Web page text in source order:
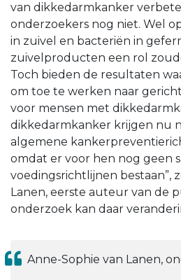
van dikkedarmkanker
onderzoekers nog niet. Wel
in zuivel en bacteriën in
zuivelproducten een rol
Toch bieden de resultaten
om toe te werken naar
voor mensen met
dikkedarmkanker krijgen nu
algemene
omdat er voor hen nog geen
voedingsrichtlijnen bestaan”,
Lanen, eerste auteur van de
onderzoek kan daar
Anne-Sophie van Lanen,